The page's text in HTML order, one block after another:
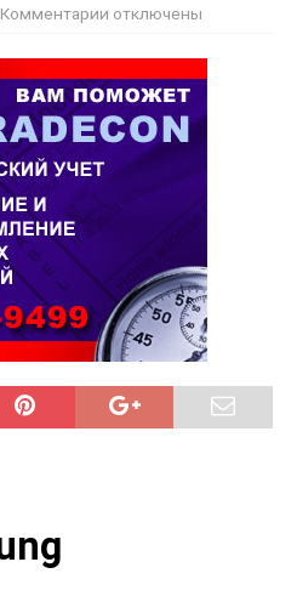
Комментарии отключены